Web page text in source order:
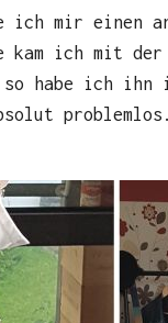
mir einen
ich mit der
habe ich ihn